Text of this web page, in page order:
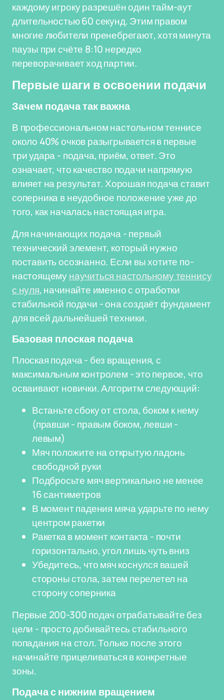
каждому игроку разрешён один тайм-аут
длительностью 60 секунд. Этим правом
многие любители пренебрегают, хотя минута
паузы при счёте 8:10 нередко
переворачивает ход партии.
Первые шаги в освоении подачи
Зачем подача так важна
В профессиональном настольном теннисе
около 40% очков разыгрывается в первые
три удара - подача, приём, ответ. Это
означает, что качество подачи напрямую
влияет на результат. Хорошая подача ставит
соперника в неудобное положение уже до
того, как началась настоящая игра.
Для начинающих подача - первый
технический элемент, который нужно
поставить осознанно. Если вы хотите по-
настоящемунаучиться настольному теннису
с нуля, начинайте именно с отработки
стабильной подачи - она создаёт фундамент
для всей дальнейшей техники.
Базовая плоская подача
Плоская подача - без вращения, с
максимальным контролем - это первое, что
осваивают новички. Алгоритм следующий:
Встаньте сбоку от стола, боком к нему
(правши - правым боком, левши -
левым)
Мяч положите на открытую ладонь
свободной руки
Подбросьте мяч вертикально не менее
16 сантиметров
В момент падения мяча ударьте по нему
центром ракетки
Ракетка в момент контакта - почти
горизонтально, угол лишь чуть вниз
Убедитесь, что мяч коснулся вашей
стороны стола, затем перелетел на
сторону соперника
Первые 200-300 подач отрабатывайте без
цели - просто добивайтесь стабильного
попадания на стол. Только после этого
начинайте прицеливаться в конкретные
зоны.
Подача с нижним вращением